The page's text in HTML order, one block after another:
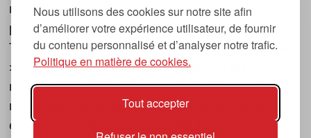
Nous utilisons des cookies sur notre site afin
d’améliorer votre expérience utilisateur, de fournir
du contenu personnalisé et d’analyser notre trafic.
Politique en matière de cookies.
Tout accepter
musique et les nouvelles tendances, dont la
première parution date de 2007.
Tsugi en japonais signifie « prochain », « suivant
», ce qui correspond à la thématique du
magazine, à l’affût des nouvelles tendances
musicales, qu’elles viennent de la musique
électronique, du rock ou du hip hop, et des